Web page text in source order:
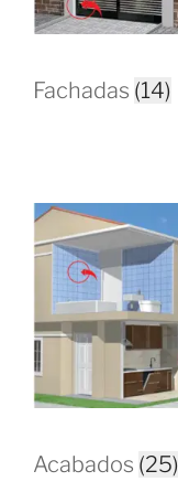
Fachadas (14)
Acabados (25)